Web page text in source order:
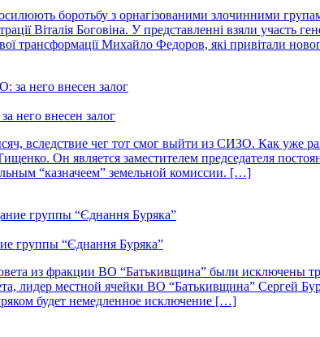
боротьбу з орнагізованими злочинними
Віталія Боговіна. У представленні взяли
трансформації Михайло Федоров, які привітали
него внесен залог
вследствие чег тот смог выйти из СИЗО. Как уже
Он является заместителем председателя
“казначеем” земельной комиссии. […]
группы “Єднання Буряка”
из фракции ВО “Батькивщина” были исключены
лидер местной ячейки ВО “Батькивщина” Сергей
будет немедленное исключение […]